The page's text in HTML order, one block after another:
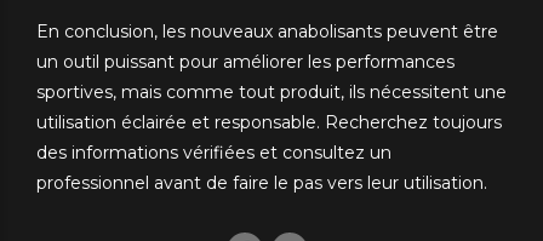
En conclusion, les nouveaux anabolisants peuvent être
un outil puissant pour améliorer les performances
sportives, mais comme tout produit, ils nécessitent une
utilisation éclairée et responsable. Recherchez toujours
des informations vérifiées et consultez un
professionnel avant de faire le pas vers leur utilisation.